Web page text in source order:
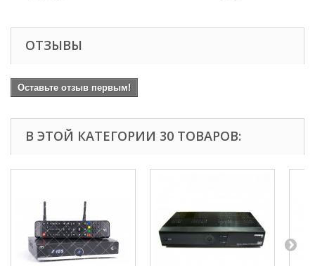
ОТЗЫВЫ
Оставьте отзыв первым!
В ЭТОЙ КАТЕГОРИИ 30 ТОВАРОВ: